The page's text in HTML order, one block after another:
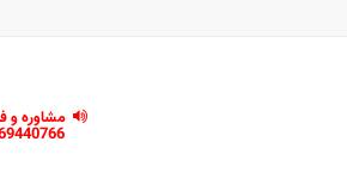
- 02146133754